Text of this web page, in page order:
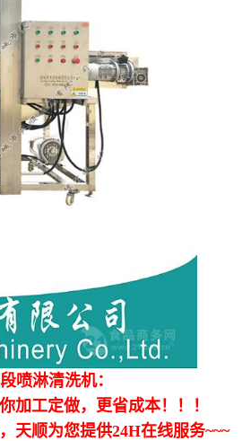
喷淋清洗机：
工定做，更省成本！！！
顺为您提供24H在线服务~~~